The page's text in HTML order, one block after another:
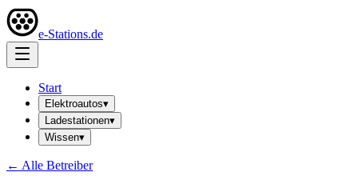
e-Stations.de
Start
Elektroautos▾
Ladestationen▾
Wissen▾
← Alle Betreiber